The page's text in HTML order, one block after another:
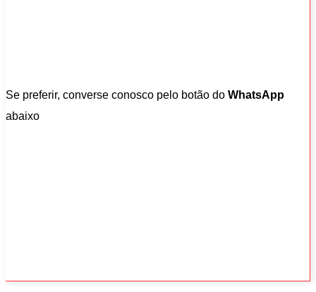
Se preferir, converse conosco pelo botão do WhatsApp
abaixo